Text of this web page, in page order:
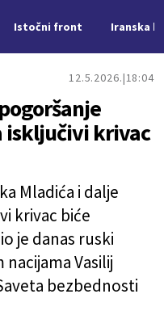
Istočni front Iranska
12.5.2026. 18:04
isključivi krivac
Mladića i dalje
krivac biće
je danas ruski
Vasilij
bezbednosti